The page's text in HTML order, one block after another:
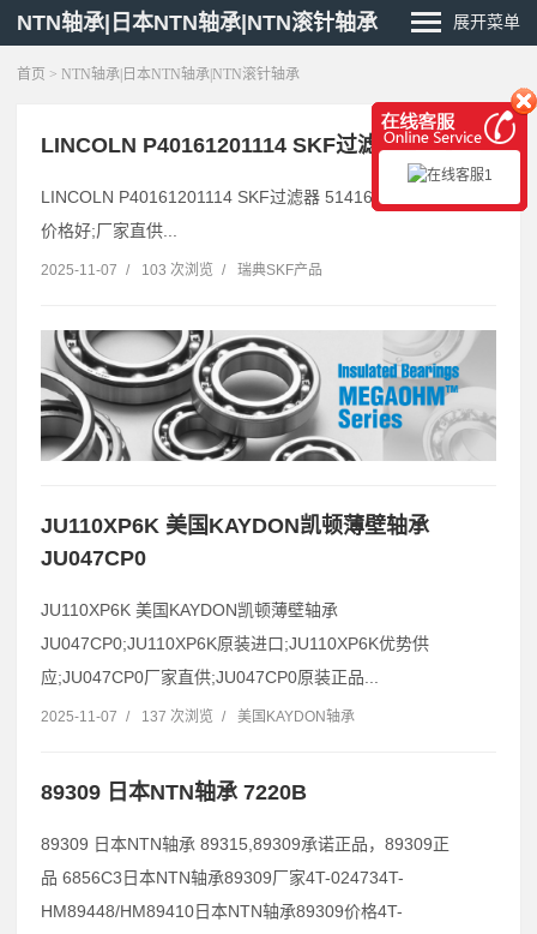
NTN轴承|日本NTN轴承|NTN滚针轴承 展开菜单
首页 > NTN轴承|日本NTN轴承|NTN滚针轴承
LINCOLN P40161201114 SKF过滤器 51416
LINCOLN P40161201114 SKF过滤器 51416;货期快;价格好;
价格好;厂家直供...
2025-11-07 / 103 次浏览 / 瑞典SKF产品
JU110XP6K 美国KAYDON凯顿薄壁轴承
JU047CP0
JU110XP6K 美国KAYDON凯顿薄壁轴承
JU047CP0;JU110XP6K原装进口;JU110XP6K优势供
应;JU047CP0厂家直供;JU047CP0原装正品...
2025-11-07 / 137 次浏览 / 美国KAYDON轴承
89309 日本NTN轴承 7220B
89309 日本NTN轴承 89315,89309承诺正品，89309正
品 6856C3日本NTN轴承89309厂家4T-024734T-
HM89448/HM89410日本NTN轴承89309价格4T-